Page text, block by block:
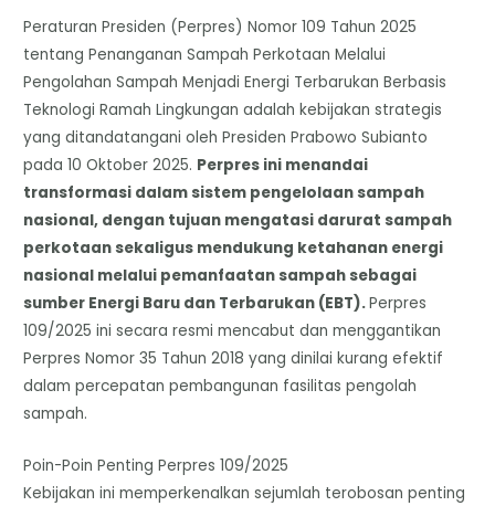
Peraturan Presiden (Perpres) Nomor 109 Tahun 2025
tentang Penanganan Sampah Perkotaan Melalui
Pengolahan Sampah Menjadi Energi Terbarukan Berbasis
Teknologi Ramah Lingkungan adalah kebijakan strategis
yang ditandatangani oleh Presiden Prabowo Subianto
pada 10 Oktober 2025. Perpres ini menandai
transformasi dalam sistem pengelolaan sampah
nasional, dengan tujuan mengatasi darurat sampah
perkotaan sekaligus mendukung ketahanan energi
nasional melalui pemanfaatan sampah sebagai
sumber Energi Baru dan Terbarukan (EBT).Perpres
109/2025 ini secara resmi mencabut dan menggantikan
Perpres Nomor 35 Tahun 2018 yang dinilai kurang efektif
dalam percepatan pembangunan fasilitas pengolah
sampah.
​Poin-Poin Penting Perpres 109/2025
​Kebijakan ini memperkenalkan sejumlah terobosan penting